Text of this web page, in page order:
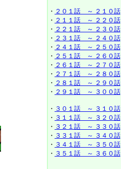
・ ２０１話 ～ ２１０話
・ ２１１話 ～ ２２０話
・ ２２１話 ～ ２３０話
・ ２３１話 ～ ２４０話
・ ２４１話 ～ ２５０話
・ ２５１話 ～ ２６０話
・ ２６１話 ～ ２７０話
・ ２７１話 ～ ２８０話
・ ２８１話 ～ ２９０話
・ ２９１話 ～ ３００話
・ ３０１話 ～ ３１０話
・ ３１１話 ～ ３２０話
・ ３２１話 ～ ３３０話
・ ３３１話 ～ ３４０話
・ ３４１話 ～ ３５０話
・ ３５１話 ～ ３６０話